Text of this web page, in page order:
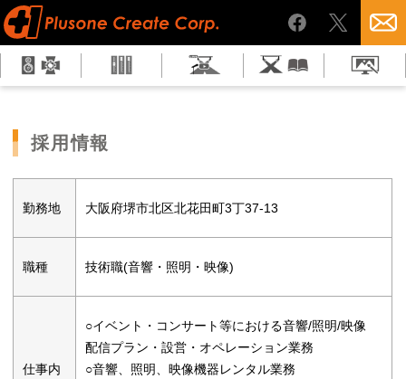
採用情報
勤務地 大阪府堺市北区北花田町3丁37-13
職種 技術職(音響・照明・映像)
仕事内
○イベント・コンサート等における音響/照明/映像
配信プラン・設営・オペレーション業務
○音響、照明、映像機器レンタル業務